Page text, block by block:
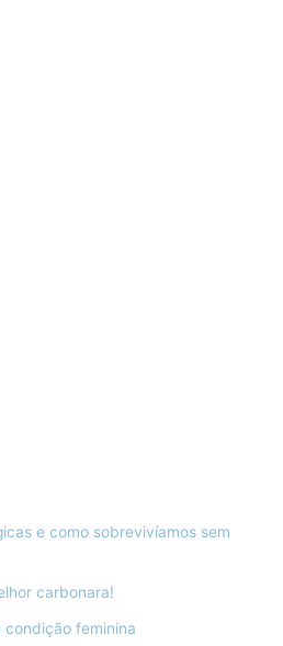
e como sobrevivíamos sem
carbonara!
condição feminina